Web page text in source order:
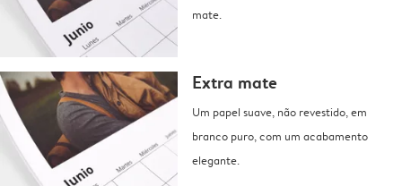
mate.
Extra mate
Um papel suave, não revestido, em
branco puro, com um acabamento
elegante.